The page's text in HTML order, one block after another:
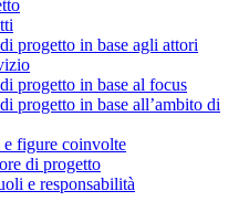
progetto in base agli attori
progetto in base al focus
progetto in base all’ambito di
figure coinvolte
di progetto
e responsabilità